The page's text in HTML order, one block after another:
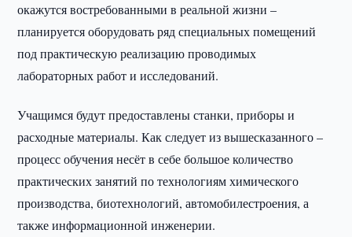
окажутся востребованными в реальной жизни –
планируется оборудовать ряд специальных помещений
под практическую реализацию проводимых
лабораторных работ и исследований.
Учащимся будут предоставлены станки, приборы и
расходные материалы. Как следует из вышесказанного –
процесс обучения несёт в себе большое количество
практических занятий по технологиям химического
производства, биотехнологий, автомобилестроения, а
также информационной инженерии.